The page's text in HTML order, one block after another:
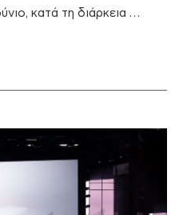
κατά τη διάρκεια …